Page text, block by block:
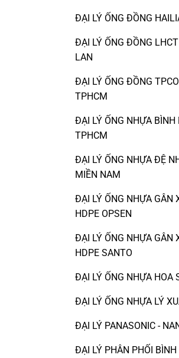
ĐẠI LÝ ỐNG ĐỒNG
ĐẠI LÝ ỐNG ĐỒNG
LAN
ĐẠI LÝ ỐNG ĐỒNG
TPHCM
ĐẠI LÝ ỐNG NHỰA BÌNH
TPHCM
ĐẠI LÝ ỐNG NHỰA ĐỆ
MIỀN NAM
ĐẠI LÝ ỐNG NHỰA GÂN
HDPE OPSEN
ĐẠI LÝ ỐNG NHỰA GÂN
HDPE SANTO
ĐẠI LÝ ỐNG NHỰA HOA
ĐẠI LÝ ỐNG NHỰA LÝ
ĐẠI LÝ PANASONIC -
ĐẠI LÝ PHÂN PHỐI